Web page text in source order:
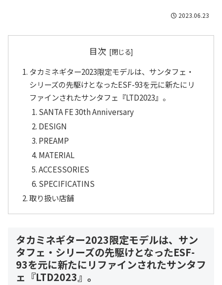
2023.06.23
目次
タカミネギター2023限定モデルは、サンタフェ・
シリーズの先駆けとなったESF-93を元に新たにリ
ファインされたサンタフェ『LTD2023』。
SANTA FE 30th Anniversary
DESIGN
PREAMP
MATERIAL
ACCESSORIES
SPECIFICATINS
取り扱い店舗
タカミネギター2023限定モデルは、サン
タフェ・シリーズの先駆けとなったESF-
93を元に新たにリファインされたサンタフ
ェ『LTD2023』。